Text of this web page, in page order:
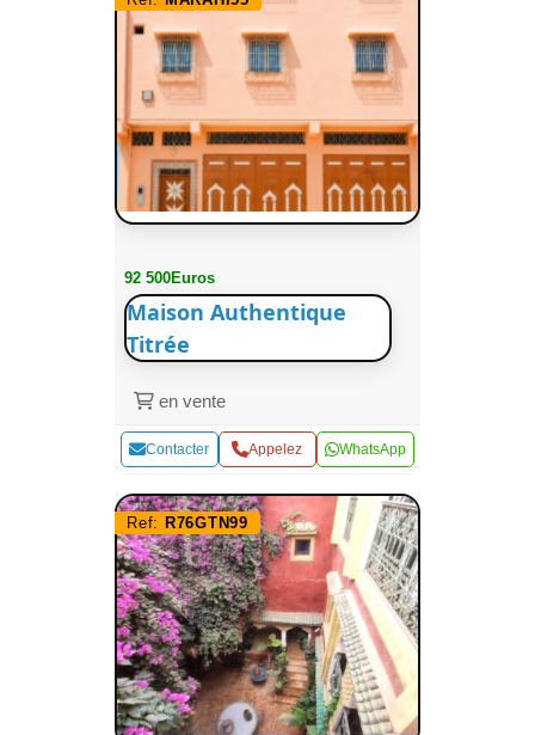
92 500Euros
Maison Authentique
Titrée
en vente
Contacter Appelez WhatsApp
Ref: R76GTN99